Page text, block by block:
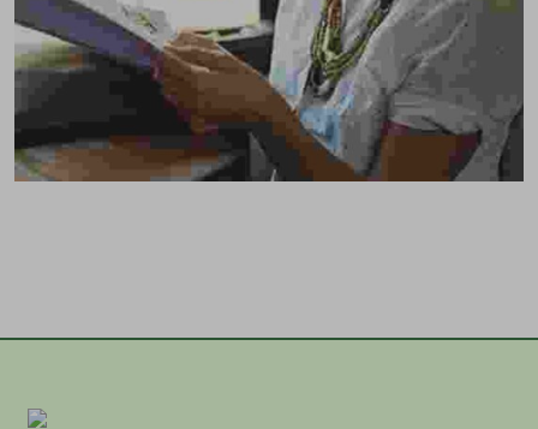
distinctio. tellus eget condimentum
rhoncus, sem quam semper libero, sit
amet.
Check availability